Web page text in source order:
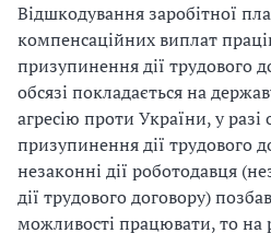
Відшкодування заробітної
компенсаційних виплат
призупинення дії трудового
обсязі покладається на
агресію проти України, у разі
призупинення дії трудового
незаконні дії роботодавця
дії трудового договору)
можливості працювати, то на